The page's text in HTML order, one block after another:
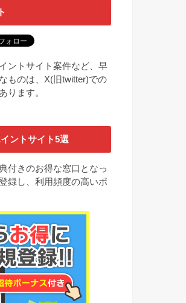
ントサイト案件など、早
ものは、X(旧twitter)での
ります。
ントサイト5選
付きのお得な窓口となっ
録し、利用頻度の高いポ